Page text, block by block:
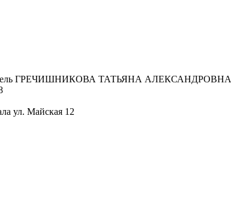
ГРЕЧИШНИКОВА ТАТЬЯНА АЛЕКСАНДРОВНА
ул. Майская 12